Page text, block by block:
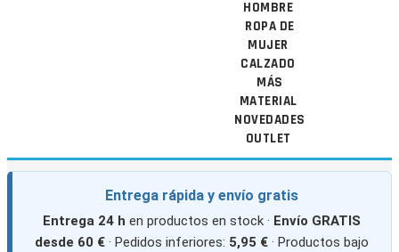
HOMBRE
ROPA DE
MUJER
CALZADO
MÁS
MATERIAL
NOVEDADES
OUTLET
Entrega rápida y envío gratis
Entrega 24 h en productos en stock · Envío GRATIS
desde 60 € · Pedidos inferiores: 5,95 € · Productos bajo